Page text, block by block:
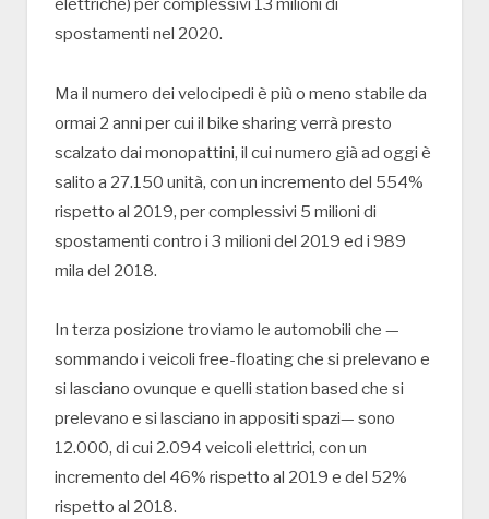
elettriche) per complessivi 13 milioni di
spostamenti nel 2020.
Ma il numero dei velocipedi è più o meno stabile da
ormai 2 anni per cui il bike sharing verrà presto
scalzato dai monopattini, il cui numero già ad oggi è
salito a 27.150 unità, con un incremento del 554%
rispetto al 2019, per complessivi 5 milioni di
spostamenti contro i 3 milioni del 2019 ed i 989
mila del 2018.
In terza posizione troviamo le automobili che —
sommando i veicoli free-floating che si prelevano e
si lasciano ovunque e quelli station based che si
prelevano e si lasciano in appositi spazi— sono
12.000, di cui 2.094 veicoli elettrici, con un
incremento del 46% rispetto al 2019 e del 52%
rispetto al 2018.